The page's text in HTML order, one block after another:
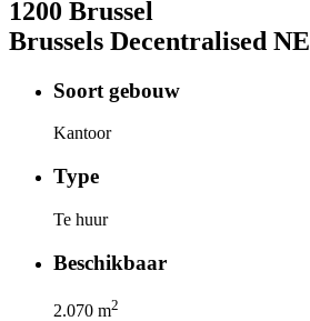
1200 Brussel
Brussels Decentralised NE
Soort gebouw
Kantoor
Type
Te huur
Beschikbaar
2.070 m2